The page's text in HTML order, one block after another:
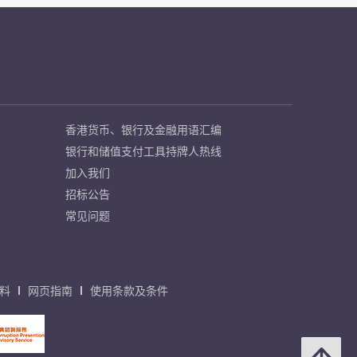
香港货币、银行及金融用语汇编
银行和储值支付工具持牌人热线
加入我们
招标公告
常见问题
网页指南 使用条款及条件